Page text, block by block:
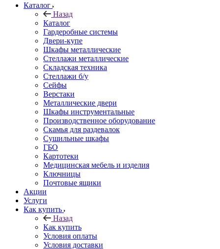
Каталог
Назад
Каталог
Гардеробные системы
Двери-купе
Шкафы металлические
Стеллажи металлические
Складская техника
Стеллажи б/у
Сейфы
Верстаки
Металлические двери
Шкафы инструментальные
Производственное оборудование
Скамья для раздевалок
Сушильные шкафы
ГБО
Картотеки
Медицинская мебель и изделия
Ключницы
Почтовые ящики
Акции
Услуги
Как купить
Назад
Как купить
Условия оплаты
Условия доставки